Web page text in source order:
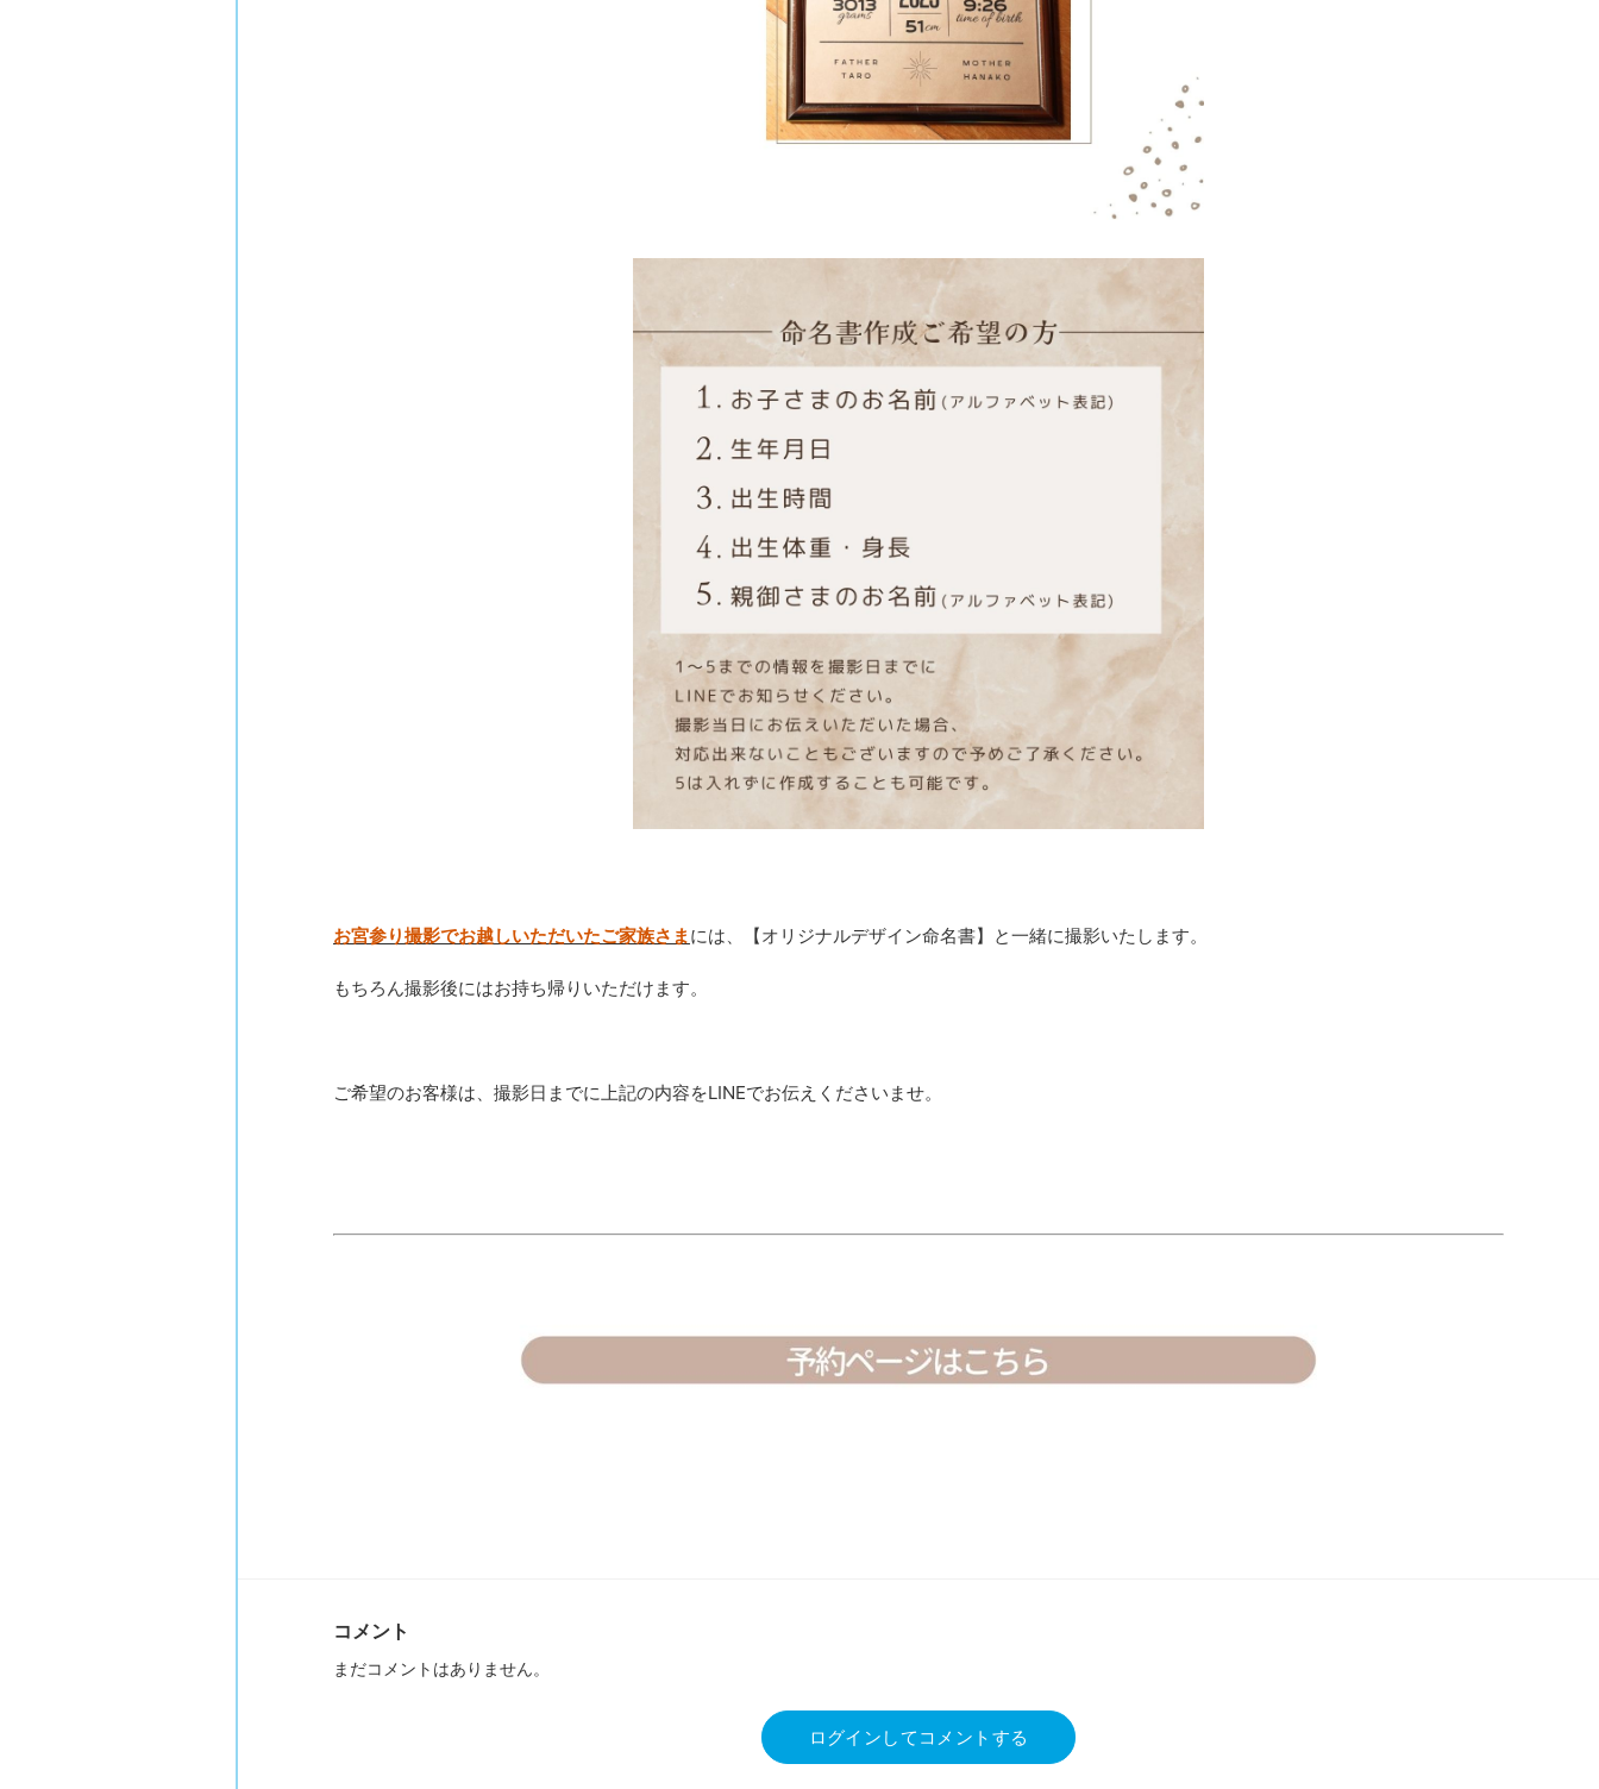
お宮参り撮影でお越しいただいたご家族さまには、【オリジナルデザイン命名書】と一緒に撮影いたします。
もちろん撮影後にはお持ち帰りいただけます。
ご希望のお客様は、撮影日までに上記の内容をLINEでお伝えくださいませ。
コメント
まだコメントはありません。
ログインしてコメントする